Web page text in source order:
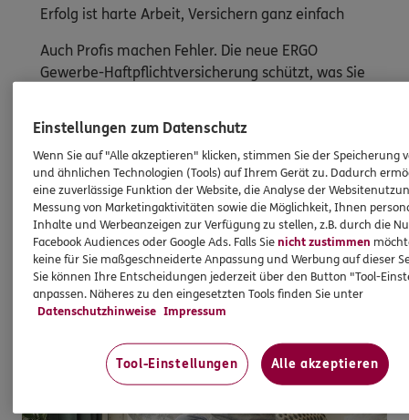
Erfolg ist harte Arbeit, Versichern ganz einfach
Auch Profis machen Fehler. Die neue ERGO
Gewerbe-Haftpflichtversicherung schützt, was Sie
Ohne verdeckte Klauseln.
Mehr erfahren
Einstellungen zum Datenschutz
Wenn Sie auf "Alle akzeptieren" klicken, stimmen Sie der Speicherung
und ähnlichen Technologien (Tools) auf Ihrem Gerät zu. Dadurch
eine zuverlässige Funktion der Website, die Analyse der
Messung von Marketingaktivitäten sowie die Möglichkeit, Ihnen
Inhalte und Werbeanzeigen zur Verfügung zu stellen, z.B. durch die
Facebook Audiences oder Google Ads. Falls Sienicht zustimmen
keine für Sie maßgeschneiderte Anpassung und Werbung auf dieser
Sie können Ihre Entscheidungen jederzeit über den Button "Tool-
anpassen. Näheres zu den eingesetzten Tools finden Sie unter
Datenschutzhinweise Impressum
Tool-Einstellungen Alle akzeptieren